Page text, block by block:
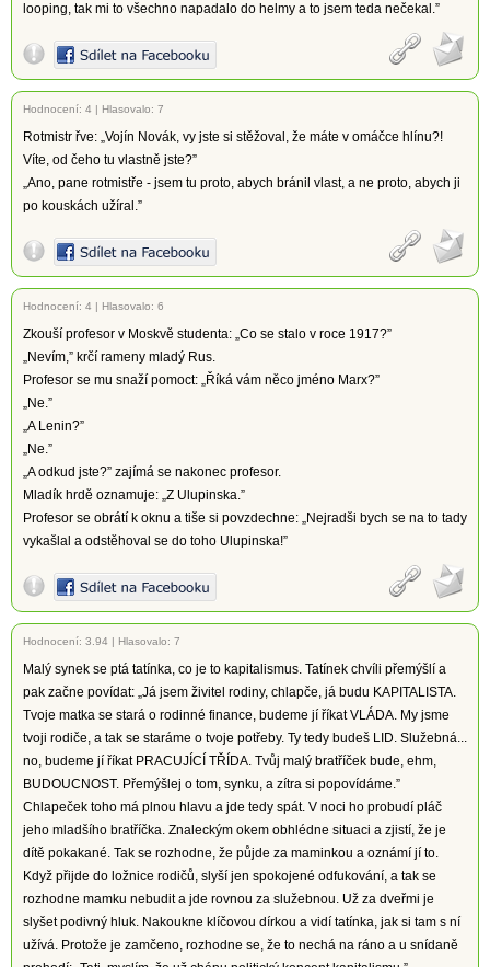
looping, tak mi to všechno napadalo do helmy a to jsem teda nečekal.”
Hodnocení: 4 | Hlasovalo: 7
Rotmistr řve: „Vojín Novák, vy jste si stěžoval, že máte v omáčce hlínu?!
Víte, od čeho tu vlastně jste?”
„Ano, pane rotmistře - jsem tu proto, abych bránil vlast, a ne proto, abych ji
po kouskách užíral.”
Hodnocení: 4 | Hlasovalo: 6
Zkouší profesor v Moskvě studenta: „Co se stalo v roce 1917?”
„Nevím,” krčí rameny mladý Rus.
Profesor se mu snaží pomoct: „Říká vám něco jméno Marx?”
„Ne.”
„A Lenin?”
„Ne.”
„A odkud jste?” zajímá se nakonec profesor.
Mladík hrdě oznamuje: „Z Ulupinska.”
Profesor se obrátí k oknu a tiše si povzdechne: „Nejradši bych se na to tady
vykašlal a odstěhoval se do toho Ulupinska!”
Hodnocení: 3.94 | Hlasovalo: 7
Malý synek se ptá tatínka, co je to kapitalismus. Tatínek chvíli přemýšlí a
pak začne povídat: „Já jsem živitel rodiny, chlapče, já budu KAPITALISTA.
Tvoje matka se stará o rodinné finance, budeme jí říkat VLÁDA. My jsme
tvoji rodiče, a tak se staráme o tvoje potřeby. Ty tedy budeš LID. Služebná...
no, budeme jí říkat PRACUJÍCÍ TŘÍDA. Tvůj malý bratříček bude, ehm,
BUDOUCNOST. Přemýšlej o tom, synku, a zítra si popovídáme.”
Chlapeček toho má plnou hlavu a jde tedy spát. V noci ho probudí pláč
jeho mladšího bratříčka. Znaleckým okem obhlédne situaci a zjistí, že je
dítě pokakané. Tak se rozhodne, že půjde za maminkou a oznámí jí to.
Když přijde do ložnice rodičů, slyší jen spokojené odfukování, a tak se
rozhodne mamku nebudit a jde rovnou za služebnou. Už za dveřmi je
slyšet podivný hluk. Nakoukne klíčovou dírkou a vidí tatínka, jak si tam s ní
užívá. Protože je zamčeno, rozhodne se, že to nechá na ráno a u snídaně